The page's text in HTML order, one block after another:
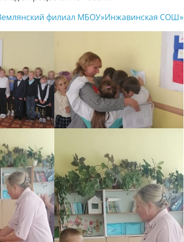
филиал МБОУ»Инжавинская СОШ»